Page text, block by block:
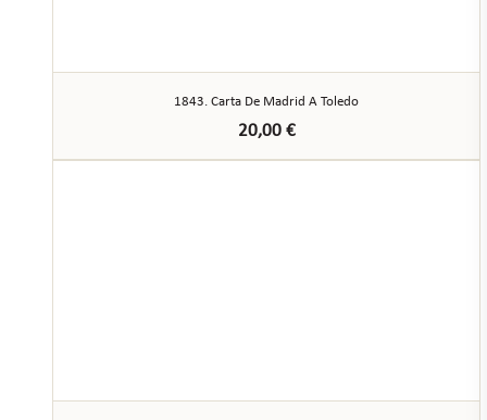
1843. Carta De Madrid A Toledo
20,00 €